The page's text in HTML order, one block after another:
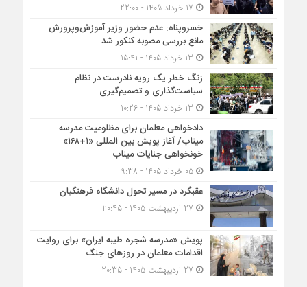
خسروپناه: عدم حضور وزیر آموزش‌وپرورش
مانع بررسی مصوبه کنکور شد
زنگ خطر یک رویه نادرست در نظام
سیاست‌گذاری و تصمیم‌گیری
دادخواهی معلمان برای مظلومیت مدرسه
میناب/ آغاز پویش بین المللی «۱+۱۶۸»
خونخواهی جنایات میناب
05 خرداد 1405 - 9:38
عقبگرد در مسیر تحول دانشگاه فرهنگیان
پویش «مدرسه شجره طیبه ایران» برای روایت
اقدامات معلمان در روزهای جنگ